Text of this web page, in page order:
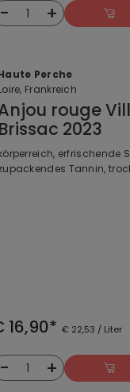
- 1 +
Perche
Frankreich
rouge
Brissac 2023
erfrischende
Tannin,
16,90* € 22,53 / Liter
- 1 +